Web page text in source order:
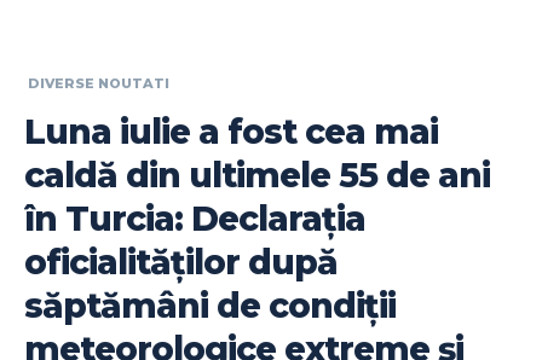
DIVERSE NOUTATI
Luna iulie a fost cea mai
caldă din ultimele 55 de ani
în Turcia: Declarația
oficialităților după
săptămâni de condiții
meteorologice extreme și